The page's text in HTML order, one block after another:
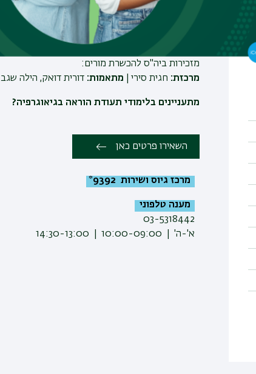
להורדת קובץ תוכנית הלימודים
קבלת קהל ויצירת קשר:
מזכירות ביה"ס להכשרת מורים:
מרכזת: חגית סירי | מתאמות: דורית דואק, הילה שגב
מתעניינים בלימודי תעודת הוראה בגיאוגרפיה?
השאירו פרטים כאן
מרכז גיוס ושירות 9392*
מענה טלפוני
03-5318442
א'-ה' | 10:00-09:00 | 14:30-13:00